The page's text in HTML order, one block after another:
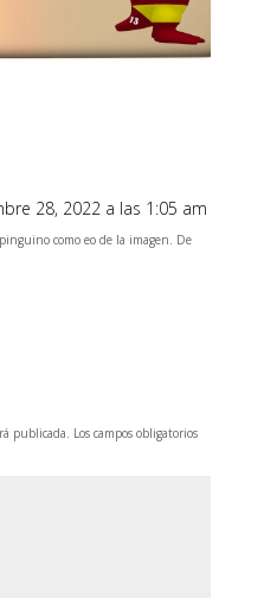
28, 2022 a las 1:05 am
como eo de la imagen. De
publicada. Los campos obligatorios